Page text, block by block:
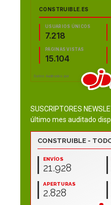
SUSCRIPTORES
último mes auditado